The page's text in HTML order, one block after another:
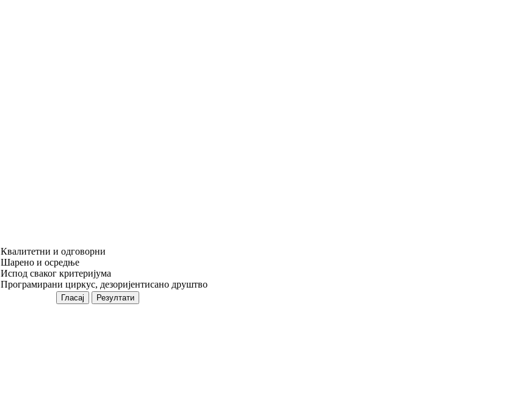
Квалитетни и одговорни
Шарено и осредње
Испод сваког критеријума
Програмирани циркус, дезоријентисано друштво